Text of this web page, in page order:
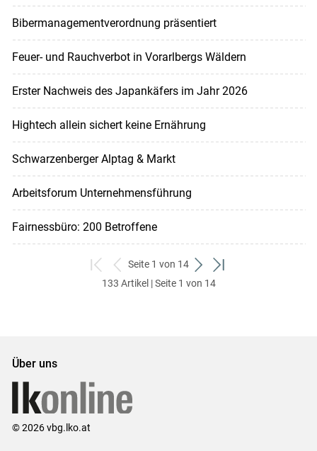
Bibermanagementverordnung präsentiert
Feuer- und Rauchverbot in Vorarlbergs Wäldern
Erster Nachweis des Japankäfers im Jahr 2026
Hightech allein sichert keine Ernährung
Schwarzenberger Alptag & Markt
Arbeitsforum Unternehmensführung
Fairnessbüro: 200 Betroffene
zum
ersten
zurück
zum
Seite 1 von 14
weiter
zum
zum
133 Artikel | Seite 1 von 14
Über uns
© 2026 vbg.lko.at